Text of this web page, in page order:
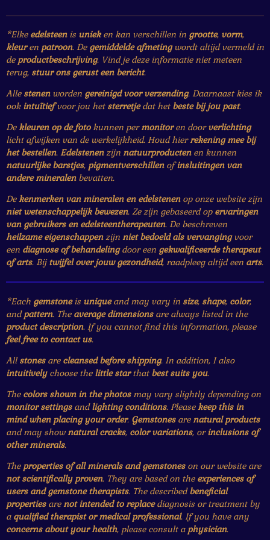
t
e
r
e
n
r
e
n
r
e
n
r
e
n
r
e
n
*Elke edelsteenis unieken kan verschillen in grootte, vorm,
kleuren patroon. De gemiddelde afmetingwordt altijd vermeld in
de productbeschrijving. Vind je deze informatie niet meteen
terug, stuur ons gerust een bericht.
Alle stenenworden gereinigd voor verzending. Daarnaast kies ik
ook intuïtiefvoor jou het sterretjedat het beste bij jou past.
Dekleuren op de fotokunnen permonitoren doorverlichting
licht afwijken van de werkelijkheid. Houd hierrekening mee bij
het bestellen. Edelstenenzijn natuurproductenen kunnen
natuurlijke barstjes, pigmentverschillenofinsluitingen van
andere mineralenbevatten.
Dekenmerken van mineralen en edelstenenop onze website zijn
niet wetenschappelijk bewezen. Ze zijn gebaseerd op ervaringen
van gebruikers en edelsteentherapeuten. De beschreven
heilzame eigenschappenzijn niet bedoeld als vervangingvoor
een diagnose of behandelingdoor een gekwalificeerde therapeut
of arts. Bijtwijfel over jouw gezondheid, raadpleeg altijd een arts.
*Each gemstoneis uniqueand may vary in size, shape, color,
andpattern. The average dimensionsare always listed in the
product description. If you cannot find this information, please
feel free to contact us.
Allstonesare cleansed before shipping. In addition, I also
intuitivelychoose the little starthat best suits you.
The colors shown in the photosmay vary slightly depending on
monitor settingsandlighting conditions. Pleasekeep this in
mind when placing your order. Gemstonesarenatural products
and may shownatural cracks, color variations, orinclusions of
other minerals.
The properties of all minerals and gemstoneson our website are
not scientifically proven. They are based on the experiences of
users and gemstone therapists. The describedbeneficial
propertiesarenot intended to replacediagnosis or treatment by
a qualified therapist or medical professional. If you have any
concerns about your health, please consult a physician.